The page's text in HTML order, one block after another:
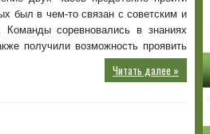
был в чем-то связан с советским и
соревновались в знаниях
получили возможность проявить
Читать далее »